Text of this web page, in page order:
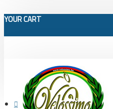
YOUR CART